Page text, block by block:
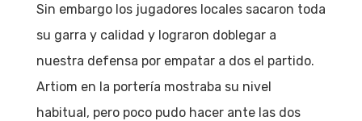
Sin embargo los jugadores locales sacaron toda
su garra y calidad y lograron doblegar a
nuestra defensa por empatar a dos el partido.
Artiom en la portería mostraba su nivel
habitual, pero poco pudo hacer ante las dos